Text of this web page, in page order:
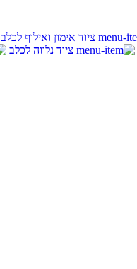
ציוד אימון ואילוף לכלב
ציוד נלווה לכלב